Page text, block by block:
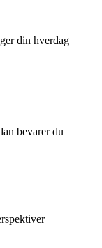
din hverdag
bevarer du